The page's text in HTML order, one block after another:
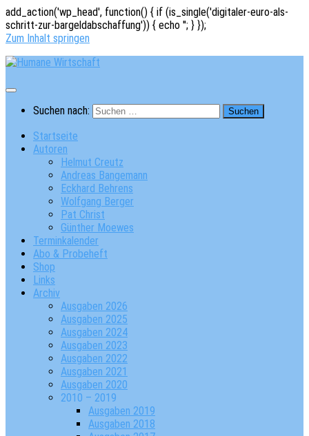
add_action('wp_head', function() { if (is_single('digitaler-euro-als-
schritt-zur-bargeldabschaffung')) { echo ''; } });
Zum Inhalt springen
Suchen nach:
Startseite
Autoren
Helmut Creutz
Andreas Bangemann
Eckhard Behrens
Wolfgang Berger
Pat Christ
Günther Moewes
Terminkalender
Abo & Probeheft
Shop
Links
Archiv
Ausgaben 2026
Ausgaben 2025
Ausgaben 2024
Ausgaben 2023
Ausgaben 2022
Ausgaben 2021
Ausgaben 2020
2010 – 2019
Ausgaben 2019
Ausgaben 2018